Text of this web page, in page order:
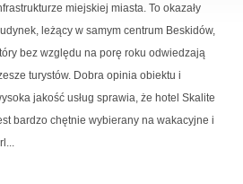
miejskiej miasta. To okazały
leżący w samym centrum Beskidów,
bez względu na porę roku odwiedzają
turystów. Dobra opinia obiektu i
jakość usług sprawia, że hotel Skalite
bardzo chętnie wybierany na wakacyjne i